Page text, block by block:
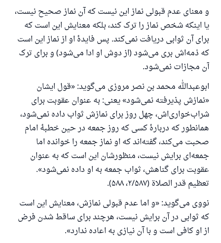
و معنای عدم قبولی نماز این نیست که آن نماز صحیح نیست،
یا اینکه شخص نماز را ترک کند، بلکه معنایش این است که
برای آن ثوابی دریافت نمی‌کند. پس فایدهٔ او از نماز این است
که ذمه‌اش بری می‌شود (از دوش او ادا می‌شود) و برای ترک
آن مجازات نمی‌شود.
ابوعبدالله محمد بن نصر مروزی می‌گوید: «قول ایشان
«نمازش پذیرفته نمی‌شود» یعنی: به عنوان عقوبت برای
شراب‌خواری‌اش، چهل روز برای نمازش ثواب داده نمی‌شود،
همانطور که دربارهٔ کسی که روز جمعه در حین خطبهٔ امام
صحبت می‌کند، گفته‌اند که او نماز جمعه را خوانده اما
جمعه‌ای برایش نیست، منظورشان این است که به عنوان
عقوبت برای گناهش، ثواب جمعه به او داده نمی‌شود».
تعظيم قدر الصلاة (۲/۵۸۷، ۵۸۸).
نووی می‌گوید: «و اما عدم قبولی نمازش، معنایش این است
که ثوابی در آن برایش نیست، هرچند برای ساقط شدن فرض
از او کافی است و با آن نیازی به اعاده ندارد».